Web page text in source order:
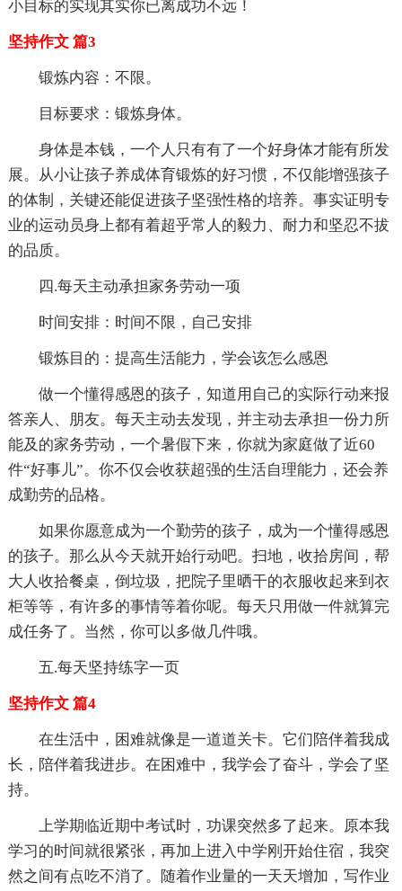
小目标的实现其实你已离成功不远！
坚持作文 篇3
锻炼内容：不限。
目标要求：锻炼身体。
身体是本钱，一个人只有有了一个好身体才能有所发
展。从小让孩子养成体育锻炼的好习惯，不仅能增强孩子
的体制，关键还能促进孩子坚强性格的培养。事实证明专
业的运动员身上都有着超乎常人的毅力、耐力和坚忍不拔
的品质。
四.每天主动承担家务劳动一项
时间安排：时间不限，自己安排
锻炼目的：提高生活能力，学会该怎么感恩
做一个懂得感恩的孩子，知道用自己的实际行动来报
答亲人、朋友。每天主动去发现，并主动去承担一份力所
能及的家务劳动，一个暑假下来，你就为家庭做了近60
件“好事儿”。你不仅会收获超强的生活自理能力，还会养
成勤劳的品格。
如果你愿意成为一个勤劳的孩子，成为一个懂得感恩
的孩子。那么从今天就开始行动吧。扫地，收拾房间，帮
大人收拾餐桌，倒垃圾，把院子里晒干的衣服收起来到衣
柜等等，有许多的事情等着你呢。每天只用做一件就算完
成任务了。当然，你可以多做几件哦。
五.每天坚持练字一页
坚持作文 篇4
在生活中，困难就像是一道道关卡。它们陪伴着我成
长，陪伴着我进步。在困难中，我学会了奋斗，学会了坚
持。
上学期临近期中考试时，功课突然多了起来。原本我
学习的时间就很紧张，再加上进入中学刚开始住宿，我突
然之间有点吃不消了。随着作业量的一天天增加，写作业